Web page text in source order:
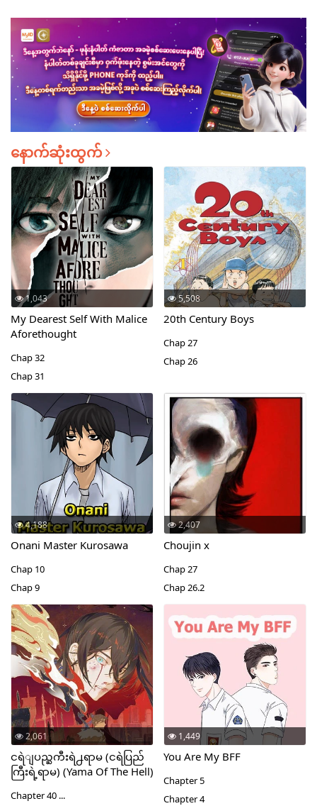
နောက်ဆုံးထွက်
1,043
My Dearest Self With Malice
Aforethought
Chap 32
Chap 31
5,508
20th Century Boys
Chap 27
Chap 26
4,188
Onani Master Kurosawa
Chap 10
Chap 9
2,407
Choujin x
Chap 27
Chap 26.2
2,061
ငရဲျပည္ႀကီးရဲ႕ရာမ (ငရဲပြည်
ကြီးရဲ့ရာမ) (Yama Of The Hell)
Chapter 40 ...
1,449
You Are My BFF
Chapter 5
Chapter 4